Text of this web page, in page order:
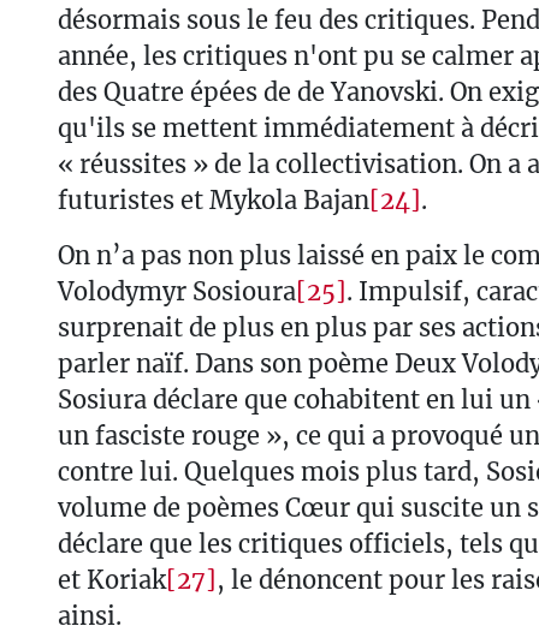
désormais sous le feu des critiques.
année, les critiques n'ont pu se calmer
des Quatre épées de de Yanovski. On
qu'ils se mettent immédiatement à
« réussites » de la collectivisation. On a
futuristes et Mykola Bajan[24].
On n’a pas non plus laissé en paix le
Volodymyr Sosioura[25]. Impulsif,
surprenait de plus en plus par ses
parler naïf. Dans son poème Deux
Sosiura déclare que cohabitent en lui
un fasciste rouge », ce qui a provoqué
contre lui. Quelques mois plus tard,
volume de poèmes Cœur qui suscite un
déclare que les critiques officiels, tels
et Koriak[27], le dénoncent pour les
ainsi.